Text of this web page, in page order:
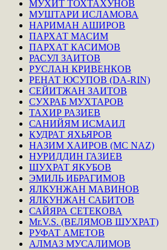
МУХИТ ТОХТАХУНОВ
МУШТАРИ ИСЛАМОВА
НАРИМАН АШИРОВ
ПАРХАТ МАСИМ
ПАРХАТ КАСИМОВ
РАСУЛ ЗАИТОВ
РУСЛАН КРИВЕНКОВ
РЕНАТ ЮСУПОВ (DA-RIN)
СЕЙИТЖАН ЗАИТОВ
СУХРАБ МУХТАРОВ
ТАХИР РАЗИЕВ
САНИЙЯМ ИСМАИЛ
КУДРАТ ЯХЬЯРОВ
НАЗИМ ХАИРОВ (MC NAZ)
НУРИДДИН ГАЗИЕВ
ШУХРАТ ЯКУБОВ
ЭМИЛЬ ИБРАГИМОВ
ЯЛКУНЖАН МАВИНОВ
ЯЛКУНЖАН САБИТОВ
САЙЯРА СЕТЕКОВА
Mr.V.S. (ВЕЛЯМОВ ШУХРАТ)
РУФАТ АМЕТОВ
АЛМАЗ МУСАЛИМОВ